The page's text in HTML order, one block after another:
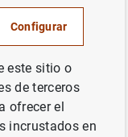
de la
(87
Configurar
este sitio o
de terceros
ofrecer el
incrustados en